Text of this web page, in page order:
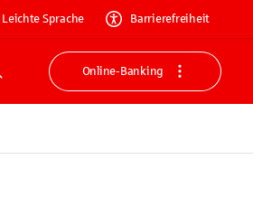
Leichte Sprache Barrierefreiheit
Suche
Online-Banking